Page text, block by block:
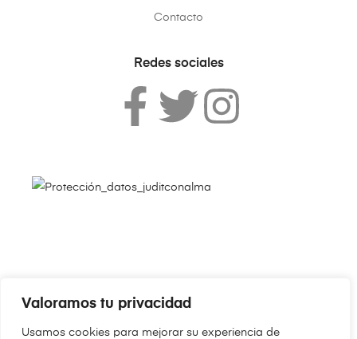
Valoramos tu privacidad
Usamos cookies para mejorar su experiencia de
Contacto
Redes sociales